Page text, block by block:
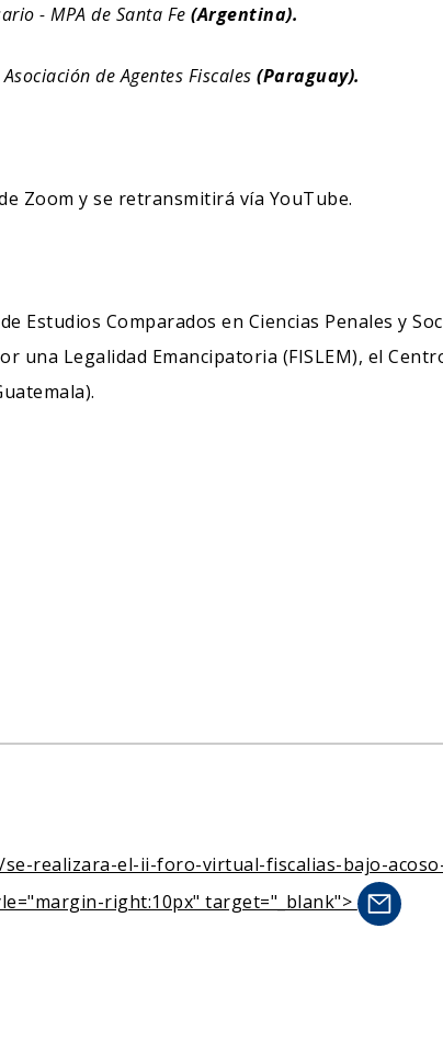
- MPA de Santa Fe (Argentina).
de Agentes Fiscales (Paraguay).
Zoom y se retransmitirá vía YouTube.
Comparados en Ciencias Penales y
una Legalidad Emancipatoria (FISLEM), el
realizara-el-ii-foro-virtual-fiscalias-bajo-
right:10px" target="_blank">